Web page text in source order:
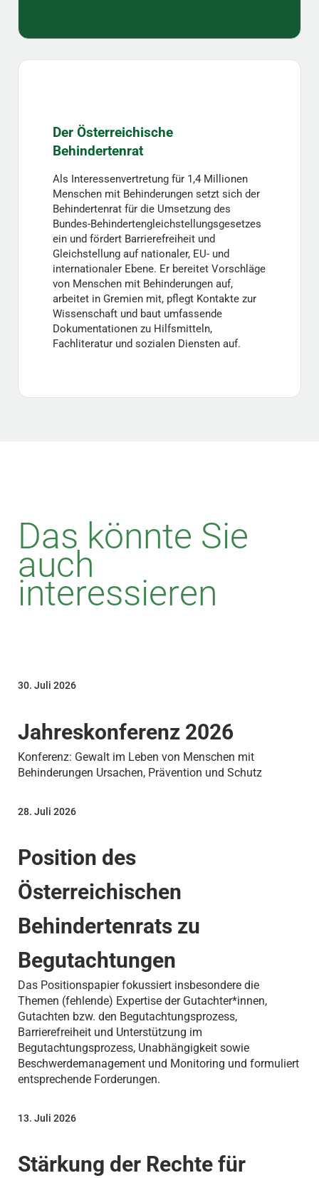
Der Österreichische
Behindertenrat
Als Interessenvertretung für 1,4 Millionen
Menschen mit Behinderungen setzt sich der
Behindertenrat für die Umsetzung des
Bundes-Behindertengleichstellungsgesetzes
ein und fördert Barrierefreiheit und
Gleichstellung auf nationaler, EU- und
internationaler Ebene. Er bereitet Vorschläge
von Menschen mit Behinderungen auf,
arbeitet in Gremien mit, pflegt Kontakte zur
Wissenschaft und baut umfassende
Dokumentationen zu Hilfsmitteln,
Fachliteratur und sozialen Diensten auf.
Das könnte Sie
auch
interessieren
Jahreskonferenz 2026
30. Juli 2026
Konferenz: Gewalt im Leben von Menschen mit
Behinderungen Ursachen, Prävention und Schutz
Position des
Österreichischen
Behindertenrats zu
Begutachtungen
28. Juli 2026
Das Positionspapier fokussiert insbesondere die
Themen (fehlende) Expertise der Gutachter*innen,
Gutachten bzw. den Begutachtungsprozess,
Barrierefreiheit und Unterstützung im
Begutachtungsprozess, Unabhängigkeit sowie
Beschwerdemanagement und Monitoring und formuliert
entsprechende Forderungen.
Stärkung der Rechte für
13. Juli 2026